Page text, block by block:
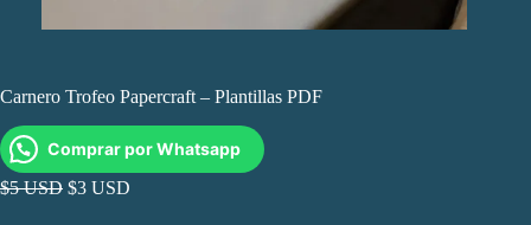
Carnero Trofeo Papercraft – Plantillas PDF
Comprar por Whatsapp
$5 USD $3 USD